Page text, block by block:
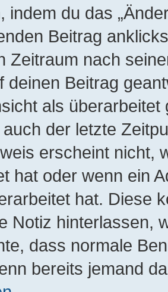
indem du das
Beitrag
Zeitraum nach
deinen Beitrag
als
der letzte
erscheint nicht,
hat oder wenn ein
hat. Diese
Notiz hinterlassen,
dass normale
bereits jemand